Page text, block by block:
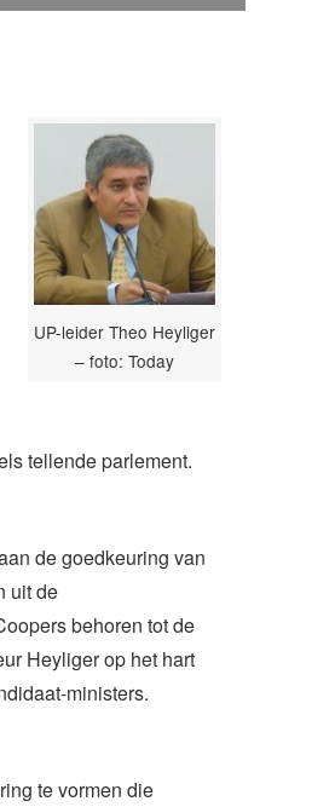
UP-leider Theo Heyliger
– foto: Today
tellende parlement.
de goedkeuring van
uit de
behoren tot de
Heyliger op het hart
ministers.
te vormen die